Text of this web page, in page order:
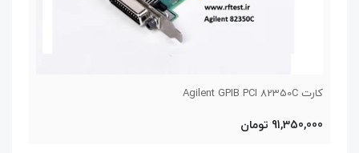
کارت Agilent GPIB PCI 82350C
91,350,000 تومان